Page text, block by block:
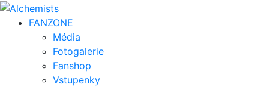
FANZONE
Média
Fotogalerie
Fanshop
Vstupenky